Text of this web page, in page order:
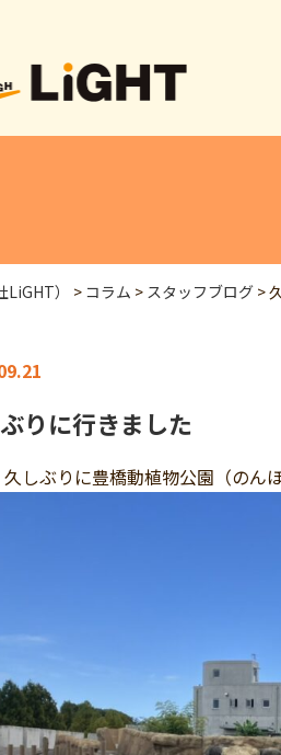
） > コラム > スタッフブログ >
りに行きました
しぶりに豊橋動植物公園（のん